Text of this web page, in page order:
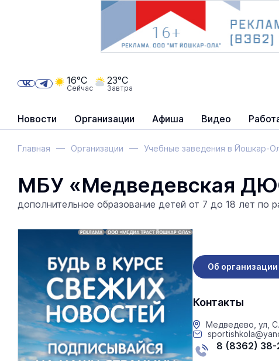
Новости Организации Афиша Видео
16°C
Сейчас
23°C
Завтра
Главная Организации Учебные заведения в Йошкар-
МБУ «Медведевская
дополнительное образование детей от 7 до 18 лет по
Об организации
Контакты
Медведево, ул,
8 (8362)